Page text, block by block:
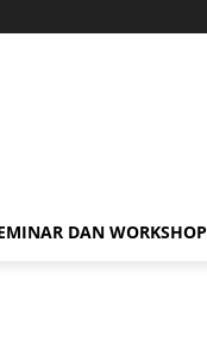
DAN WORKSHOP